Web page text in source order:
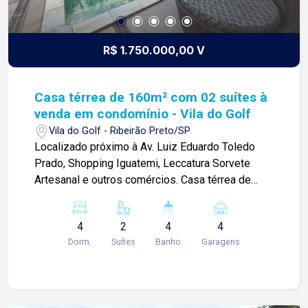
R$ 1.750.000,00 V
Casa térrea de 160m² com 02 suítes à
venda em condomínio - Vila do Golf
Vila do Golf - Ribeirão Preto/SP
Localizado próximo à Av. Luiz Eduardo Toledo
Prado, Shopping Iguatemi, Leccatura Sorvete
Artesanal e outros comércios. Casa térrea de
Escritório; -01 lavabo; -Cozinha integrada à
varanda gourmet; -Churrasqueira; -Área de
serviço; -Piscina; -Quintal; -Paisagismo; -
4
Dorm.
2
Suítes
4
Banho
4
Garagens